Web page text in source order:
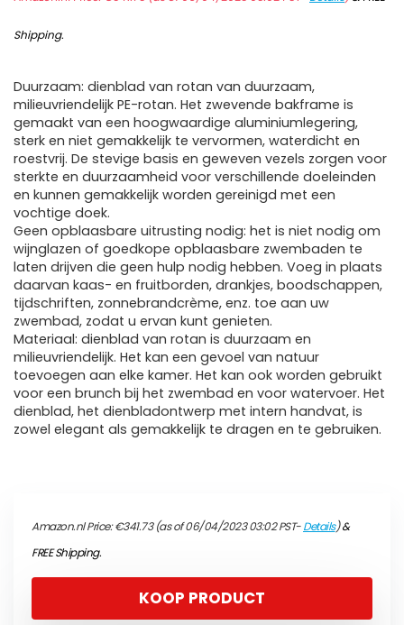
Shipping.
Duurzaam: dienblad van rotan van duurzaam,
milieuvriendelijk PE-rotan. Het zwevende bakframe is
gemaakt van een hoogwaardige aluminiumlegering,
sterk en niet gemakkelijk te vervormen, waterdicht en
roestvrij. De stevige basis en geweven vezels zorgen voor
sterkte en duurzaamheid voor verschillende doeleinden
en kunnen gemakkelijk worden gereinigd met een
vochtige doek.
Geen opblaasbare uitrusting nodig: het is niet nodig om
wijnglazen of goedkope opblaasbare zwembaden te
laten drijven die geen hulp nodig hebben. Voeg in plaats
daarvan kaas- en fruitborden, drankjes, boodschappen,
tijdschriften, zonnebrandcrème, enz. toe aan uw
zwembad, zodat u ervan kunt genieten.
Materiaal: dienblad van rotan is duurzaam en
milieuvriendelijk. Het kan een gevoel van natuur
toevoegen aan elke kamer. Het kan ook worden gebruikt
voor een brunch bij het zwembad en voor watervoer. Het
dienblad, het dienbladontwerp met intern handvat, is
zowel elegant als gemakkelijk te dragen en te gebruiken.
Amazon.nl Price:€341.73(as of 06/04/2023 03:02 PST-Details)&
FREE Shipping.
KOOP PRODUCT